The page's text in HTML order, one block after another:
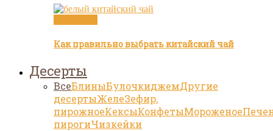
Как правильно выбрать китайский чай
Десерты
ВсеБлиныБулочкиджемДругие
десертыЖелеЗефир,
пирожноеКексыКонфетыМороженое
пирогиЧизкейки